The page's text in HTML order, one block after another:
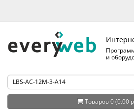
и
Товаров 0 (0.00